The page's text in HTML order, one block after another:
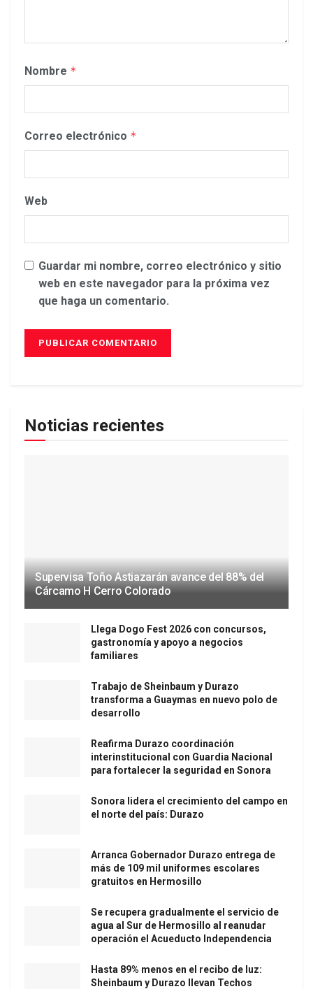
Nombre *
Correo electrónico *
Web
Guardar mi nombre, correo electrónico y sitio
web en este navegador para la próxima vez
que haga un comentario.
Noticias recientes
Supervisa Toño Astiazarán avance del 88% del
Cárcamo H Cerro Colorado
Llega Dogo Fest 2026 con concursos,
gastronomía y apoyo a negocios
familiares
Trabajo de Sheinbaum y Durazo
transforma a Guaymas en nuevo polo de
desarrollo
Reafirma Durazo coordinación
interinstitucional con Guardia Nacional
para fortalecer la seguridad en Sonora
Sonora lidera el crecimiento del campo en
el norte del país: Durazo
Arranca Gobernador Durazo entrega de
más de 109 mil uniformes escolares
gratuitos en Hermosillo
Se recupera gradualmente el servicio de
agua al Sur de Hermosillo al reanudar
operación el Acueducto Independencia
Hasta 89% menos en el recibo de luz:
Sheinbaum y Durazo llevan Techos